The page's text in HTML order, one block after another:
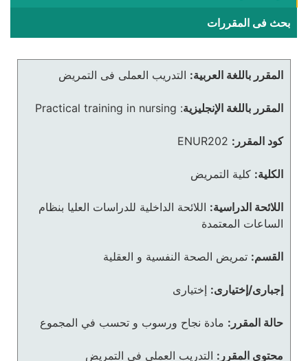
بحث فى المقررات
المقرر باللغة العربية: التدريب العملى فى التمريض
المقرر باللغة الإنجليزية:
Practical training in nursing
كود المقرر: ENUR202
الكلية: كلية التمريض
اللائحة الدراسية: اللائحة الداخلية للدراسات العليا بنظام
الساعات المعتمدة
القسم: تمريض الصحة النفسية و العقلية
إجبارى/إختيارى: إختيارى
حالة المقرر: مادة نجاح ورسوب و تحسب في المجموع
محتوى المقرر: التدريب العملى فى التمريض